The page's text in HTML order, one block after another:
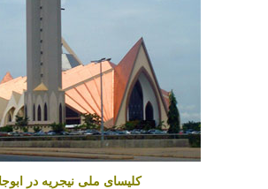
کلیسای ملی نیجریه در ابوجا